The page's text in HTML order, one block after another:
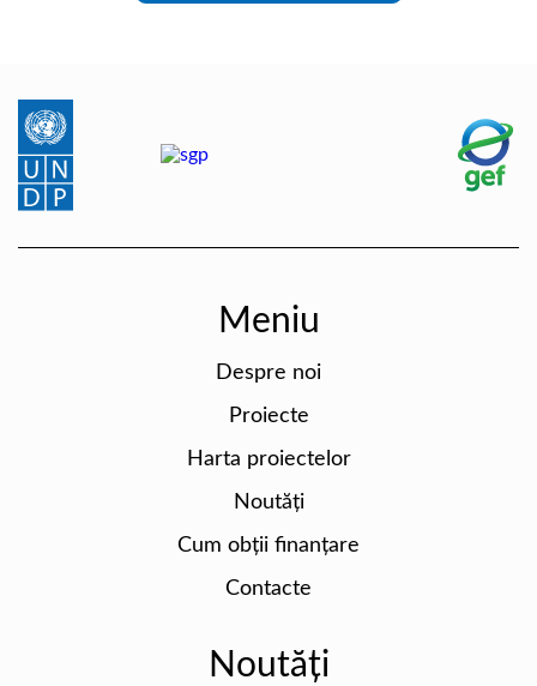
Meniu
Despre noi
Proiecte
Harta proiectelor
Noutăți
Cum obții finanțare
Contacte
Noutăți